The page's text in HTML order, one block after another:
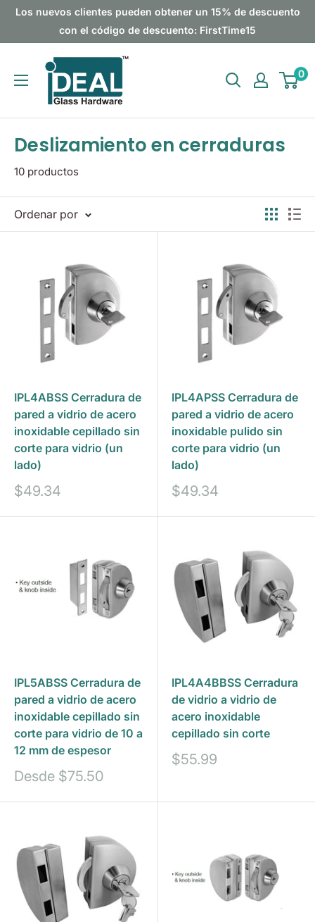
directamente
contenido
Los nuevos clientes pueden obtener un 15% de descuento
con el código de descuento: FirstTime15
Ideal
Glass
Hardware
Canada
0
Deslizamiento en cerraduras
10 productos
Ordenar por
IPL4ABSS Cerradura de
pared a vidrio de acero
inoxidable cepillado sin
corte para vidrio (un
lado)
Precio
venta
$49.34
IPL4APSS Cerradura de
pared a vidrio de acero
inoxidable pulido sin
corte para vidrio (un
lado)
Precio
venta
$49.34
IPL5ABSS Cerradura de
pared a vidrio de acero
inoxidable cepillado sin
corte para vidrio de 10 a
12 mm de espesor
Precio
venta
Desde $75.50
IPL4A4BBSS Cerradura
de vidrio a vidrio de
acero inoxidable
cepillado sin corte
Precio
$55.99